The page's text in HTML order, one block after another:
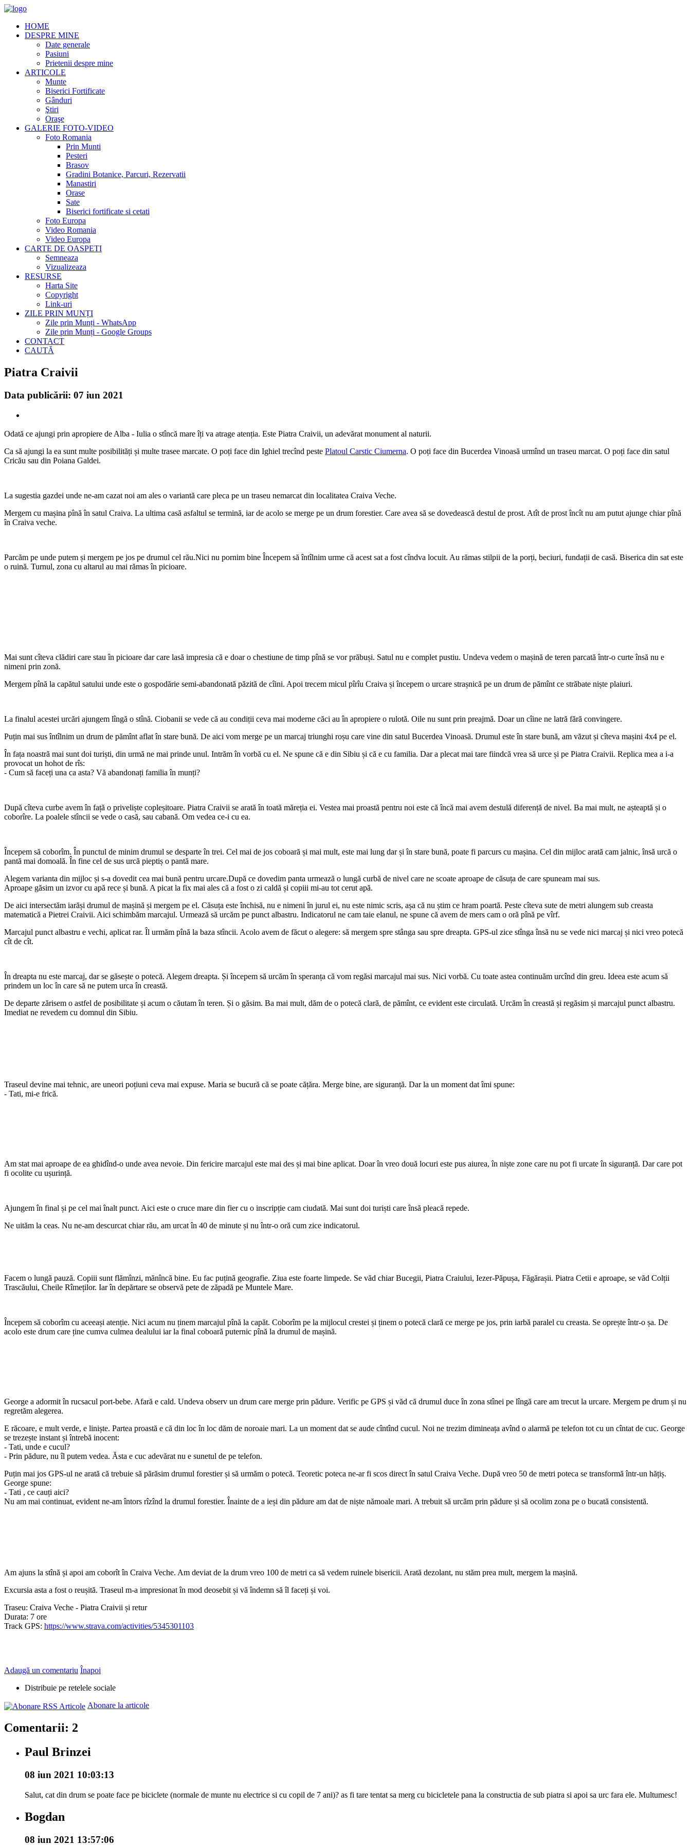
HOME
DESPRE MINE
Date generale
Pasiuni
Prietenii despre mine
ARTICOLE
Munte
Biserici Fortificate
Gânduri
Ştiri
Oraşe
GALERIE FOTO-VIDEO
Foto Romania
Prin Munti
Pesteri
Brasov
Gradini Botanice, Parcuri, Rezervatii
Manastiri
Orase
Sate
Biserici fortificate si cetati
Foto Europa
Video Romania
Video Europa
CARTE DE OASPETI
Semneaza
Vizualizeaza
RESURSE
Harta Site
Copyright
Link-uri
ZILE PRIN MUNȚI
Zile prin Munți - WhatsApp
Zile prin Munți - Google Groups
CONTACT
CAUTĂ
Piatra Craivii
Data publicării: 07 iun 2021
Odată ce ajungi prin apropiere de Alba - Iulia o stîncă mare îți va atrage atenția. Este Piatra Craivii, un adevărat monument al naturii.
Ca să ajungi la ea sunt multe posibilități și multe trasee marcate. O poți face din Ighiel trecînd peste Platoul Carstic Ciumerna. O poți face din Bucerdea Vinoasă urmînd un traseu marcat. O poți face din satul
Cricău sau din Poiana Galdei.
La sugestia gazdei unde ne-am cazat noi am ales o variantă care pleca pe un traseu nemarcat din localitatea Craiva Veche.
Mergem cu mașina pînă în satul Craiva. La ultima casă asfaltul se termină, iar de acolo se merge pe un drum forestier. Care avea să se dovedească destul de prost. Atît de prost încît nu am putut ajunge chiar pînă
în Craiva veche.
Parcăm pe unde putem și mergem pe jos pe drumul cel rău.Nici nu pornim bine Începem să întîlnim urme că acest sat a fost cîndva locuit. Au rămas stilpii de la porți, beciuri, fundații de casă. Biserica din sat este
o ruină. Turnul, zona cu altarul au mai rămas în picioare.
Mai sunt cîteva clădiri care stau în picioare dar care lasă impresia că e doar o chestiune de timp pînă se vor prăbuși. Satul nu e complet pustiu. Undeva vedem o mașină de teren parcată într-o curte însă nu e
nimeni prin zonă.
Mergem pînă la capătul satului unde este o gospodărie semi-abandonată păzită de cîini. Apoi trecem micul pîrîu Craiva și începem o urcare strașnică pe un drum de pămînt ce străbate niște plaiuri.
La finalul acestei urcări ajungem lîngă o stînă. Ciobanii se vede că au condiții ceva mai moderne căci au în apropiere o rulotă. Oile nu sunt prin preajmă. Doar un cîine ne latră fără convingere.
Puțin mai sus întîlnim un drum de pămînt aflat în stare bună. De aici vom merge pe un marcaj triunghi roșu care vine din satul Bucerdea Vinoasă. Drumul este în stare bună, am văzut și cîteva mașini 4x4 pe el.
În fața noastră mai sunt doi turiști, din urmă ne mai prinde unul. Intrăm în vorbă cu el. Ne spune că e din Sibiu și că e cu familia. Dar a plecat mai tare fiindcă vrea să urce și pe Piatra Craivii. Replica mea a i-a
provocat un hohot de rîs:
- Cum să faceți una ca asta? Vă abandonați familia în munți?
După cîteva curbe avem în față o priveliște copleșitoare. Piatra Craivii se arată în toată măreția ei. Vestea mai proastă pentru noi este că încă mai avem destulă diferență de nivel. Ba mai mult, ne așteaptă și o
coborîre. La poalele stîncii se vede o casă, sau cabană. Om vedea ce-i cu ea.
Începem să coborîm. În punctul de minim drumul se desparte în trei. Cel mai de jos coboară și mai mult, este mai lung dar și în stare bună, poate fi parcurs cu mașina. Cel din mijloc arată cam jalnic, însă urcă o
pantă mai domoală. În fine cel de sus urcă pieptiș o pantă mare.
Alegem varianta din mijloc și s-a dovedit cea mai bună pentru urcare.După ce dovedim panta urmează o lungă curbă de nivel care ne scoate aproape de căsuța de care spuneam mai sus.
Aproape găsim un izvor cu apă rece și bună. A picat la fix mai ales că a fost o zi caldă și copiii mi-au tot cerut apă.
De aici intersectăm iarăși drumul de mașină și mergem pe el. Căsuța este închisă, nu e nimeni în jurul ei, nu este nimic scris, așa că nu știm ce hram poartă. Peste cîteva sute de metri alungem sub creasta
matematică a Pietrei Craivii. Aici schimbăm marcajul. Urmează să urcăm pe punct albastru. Indicatorul ne cam taie elanul, ne spune că avem de mers cam o oră pînă pe vîrf.
Marcajul punct albastru e vechi, aplicat rar. Îl urmăm pînă la baza stîncii. Acolo avem de făcut o alegere: să mergem spre stânga sau spre dreapta. GPS-ul zice stînga însă nu se vede nici marcaj și nici vreo potecă
cît de cît.
În dreapta nu este marcaj, dar se găsește o potecă. Alegem dreapta. Și începem să urcăm în speranța că vom regăsi marcajul mai sus. Nici vorbă. Cu toate astea continuăm urcînd din greu. Ideea este acum să
prindem un loc în care să ne putem urca în creastă.
De departe zărisem o astfel de posibilitate și acum o căutam în teren. Și o găsim. Ba mai mult, dăm de o potecă clară, de pămînt, ce evident este circulată. Urcăm în creastă și regăsim și marcajul punct albastru.
Imediat ne revedem cu domnul din Sibiu.
Traseul devine mai tehnic, are uneori poțiuni ceva mai expuse. Maria se bucură că se poate cățăra. Merge bine, are siguranță. Dar la un moment dat îmi spune:
- Tati, mi-e frică.
Am stat mai aproape de ea ghidînd-o unde avea nevoie. Din fericire marcajul este mai des și mai bine aplicat. Doar în vreo două locuri este pus aiurea, în niște zone care nu pot fi urcate în siguranță. Dar care pot
fi ocolite cu ușurință.
Ajungem în final și pe cel mai înalt punct. Aici este o cruce mare din fier cu o inscripție cam ciudată. Mai sunt doi turiști care însă pleacă repede.
Ne uităm la ceas. Nu ne-am descurcat chiar rău, am urcat în 40 de minute și nu într-o oră cum zice indicatorul.
Facem o lungă pauză. Copiii sunt flămînzi, mănîncă bine. Eu fac puțină geografie. Ziua este foarte limpede. Se văd chiar Bucegii, Piatra Craiului, Iezer-Păpușa, Făgărașii. Piatra Cetii e aproape, se văd Colții
Trascăului, Cheile Rîmeților. Iar în depărtare se observă pete de zăpadă pe Muntele Mare.
Începem să coborîm cu aceeași atenție. Nici acum nu ținem marcajul pînă la capăt. Coborîm pe la mijlocul crestei și ținem o potecă clară ce merge pe jos, prin iarbă paralel cu creasta. Se oprește într-o șa. De
acolo este drum care ține cumva culmea dealului iar la final coboară puternic pînă la drumul de mașină.
George a adormit în rucsacul port-bebe. Afară e cald. Undeva observ un drum care merge prin pădure. Verific pe GPS și văd că drumul duce în zona stînei pe lîngă care am trecut la urcare. Mergem pe drum și nu
regretăm alegerea.
E răcoare, e mult verde, e liniște. Partea proastă e că din loc în loc dăm de noroaie mari. La un moment dat se aude cîntînd cucul. Noi ne trezim dimineața avînd o alarmă pe telefon tot cu un cîntat de cuc. George
se trezește instant și întrebă inocent:
- Tati, unde e cucul?
- Prin pădure, nu îl putem vedea. Ăsta e cuc adevărat nu e sunetul de pe telefon.
Puțin mai jos GPS-ul ne arată că trebuie să părăsim drumul forestier și să urmăm o potecă. Teoretic poteca ne-ar fi scos direct în satul Craiva Veche. După vreo 50 de metri poteca se transformă într-un hățiș.
George spune:
- Tati , ce cauți aici?
Nu am mai continuat, evident ne-am întors rîzînd la drumul forestier. Înainte de a ieși din pădure am dat de niște nămoale mari. A trebuit să urcăm prin pădure și să ocolim zona pe o bucată consistentă.
Am ajuns la stînă și apoi am coborît în Craiva Veche. Am deviat de la drum vreo 100 de metri ca să vedem ruinele bisericii. Arată dezolant, nu stăm prea mult, mergem la mașină.
Excursia asta a fost o reușită. Traseul m-a impresionat în mod deosebit și vă îndemn să îl faceți și voi.
Traseu: Craiva Veche - Piatra Craivii și retur
Durata: 7 ore
Track GPS: https://www.strava.com/activities/5345301103
Adaugă un comentariu Înapoi
Distribuie pe retelele sociale
Abonare la articole
Comentarii: 2
Paul Brinzei
08 iun 2021 10:03:13
Salut, cat din drum se poate face pe biciclete (normale de munte nu electrice si cu copil de 7 ani)? as fi tare tentat sa merg cu bicicletele pana la constructia de sub piatra si apoi sa urc fara ele. Multumesc!
Bogdan
08 iun 2021 13:57:06